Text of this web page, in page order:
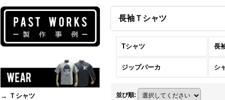
→ Ｔシャツ
長袖Ｔシャツ
Tシャツ 長
ジップパーカ シ
並び順: